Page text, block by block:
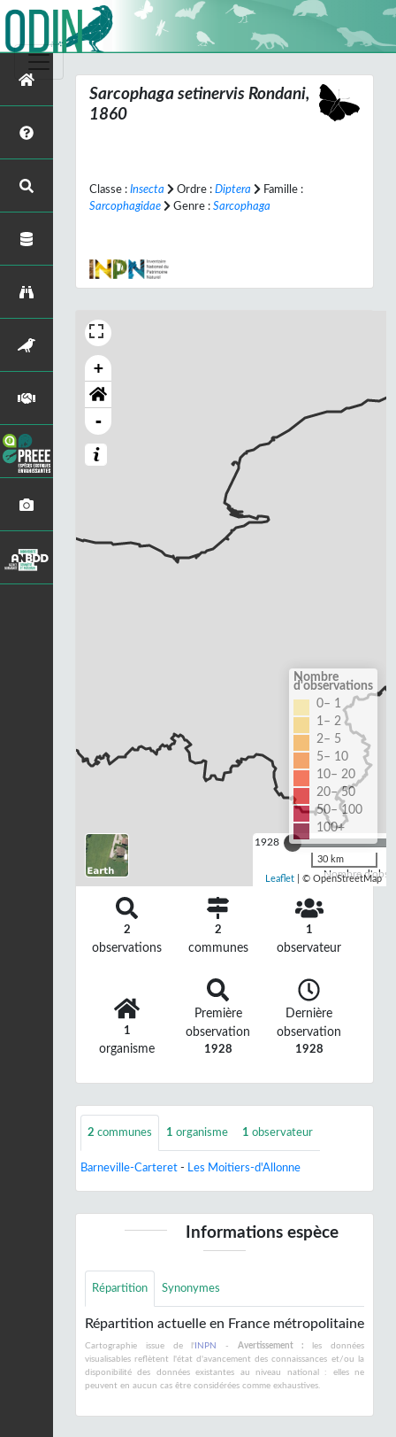
Sarcophaga setinervis Rondani,
1860
Classe : Insecta Ordre : Diptera
Famille :
Sarcophagidae
Genre : Sarcophaga
+
-
1928
Nombre
Nombre
d'observations
0– 1
1– 2
2– 5
5– 10
10– 20
20– 50
50– 100
100+
30 km
Leaflet | © OpenStreetMap
2
observations
2
communes
1
observateur
1
organisme
Première
observation
1928
Dernière
observation
1928
2 communes 1 organisme 1 observateur
Barneville-Carteret - Les Moitiers-d'Allonne
Informations espèce
Répartition Synonymes
Répartition actuelle en France métropolitaine
Cartographie issue de l' INPN - Avertissement : les données
visualisables reflètent l'état d'avancement des connaissances et/ou la
disponibilité des données existantes au niveau national : elles ne
peuvent en aucun cas être considérées comme exhaustives.